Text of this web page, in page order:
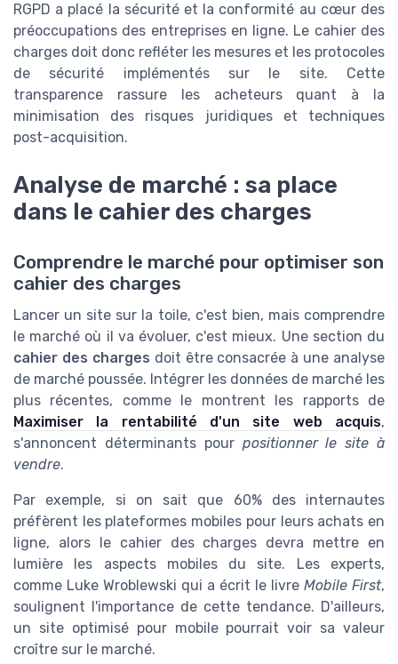
RGPD a placé la sécurité et la conformité au cœur des
préoccupations des entreprises en ligne. Le cahier des
charges doit donc refléter les mesures et les protocoles
de sécurité implémentés sur le site. Cette
transparence rassure les acheteurs quant à la
minimisation des risques juridiques et techniques
post-acquisition.
Analyse de marché : sa place
dans le cahier des charges
Comprendre le marché pour optimiser son
cahier des charges
Lancer un site sur la toile, c'est bien, mais comprendre
le marché où il va évoluer, c'est mieux. Une section du
cahier des charges doit être consacrée à une analyse
de marché poussée. Intégrer les données de marché les
plus récentes, comme le montrent les rapports de
Maximiser la rentabilité d'un site web acquis,
s'annoncent déterminants pour positionner le site à
vendre.
Par exemple, si on sait que 60% des internautes
préfèrent les plateformes mobiles pour leurs achats en
ligne, alors le cahier des charges devra mettre en
lumière les aspects mobiles du site. Les experts,
comme Luke Wroblewski qui a écrit le livre Mobile First,
soulignent l'importance de cette tendance. D'ailleurs,
un site optimisé pour mobile pourrait voir sa valeur
croître sur le marché.